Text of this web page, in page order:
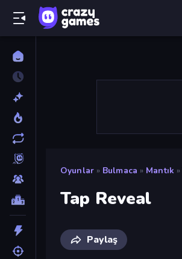
Oyunlar » Bulmaca » Mantık »
Tap Reveal
Paylaş